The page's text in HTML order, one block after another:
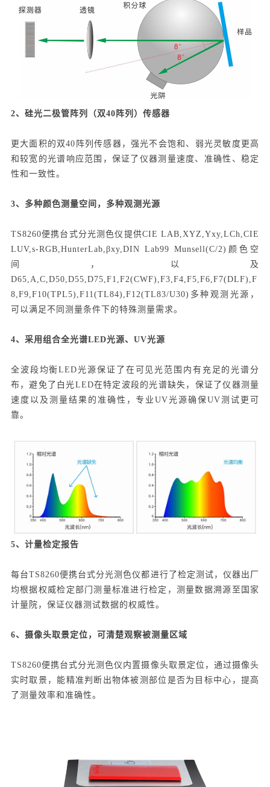
2、硅光二极管阵列（双40阵列）传感器
更大面积的双40阵列传感器，强光不会饱和、弱光灵敏度更高
和较宽的光谱响应范围，保证了仪器测量速度、准确性、稳定
性和一致性。
3、多种颜色测量空间，多种观测光源
TS8260便携台式分光测色仪提供CIE LAB,XYZ,Yxy,LCh,CIE
LUV,s-RGB,HunterLab,βxy,DIN Lab99 Munsell(C/2)颜色空
间，以及
D65,A,C,D50,D55,D75,F1,F2(CWF),F3,F4,F5,F6,F7(DLF),F
8,F9,F10(TPL5),F11(TL84),F12(TL83/U30)多种观测光源，
可以满足不同测量条件下的特殊测量需求。
4、采用组合全光谱LED光源、UV光源
全波段均衡LED光源保证了在可见光范围内有充足的光谱分
布，避免了白光LED在特定波段的光谱缺失，保证了仪器测量
速度以及测量结果的准确性，专业UV光源确保UV测试更可
靠。
5、计量检定报告
每台TS8260便携台式分光测色仪都进行了检定测试，仪器出厂
均根据权威检定部门测量标准进行检定，测量数据溯源至国家
计量院，保证仪器测试数据的权威性。
6、摄像头取景定位，可清楚观察被测量区域
TS8260便携台式分光测色仪内置摄像头取景定位，通过摄像头
实时取景，能精准判断出物体被测部位是否为目标中心，提高
了测量效率和准确性。